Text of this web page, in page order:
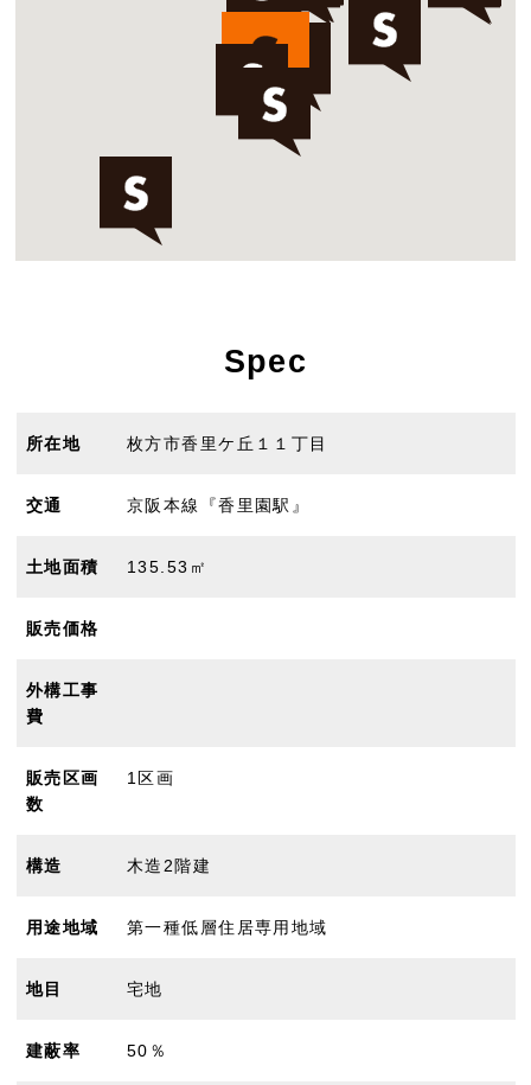
Spec
所在地 枚方市香里ケ丘１１丁目
交通 京阪本線『香里園駅』
土地面積 135.53㎡
販売価格
外構工事
費
販売区画
数
1区画
構造 木造2階建
用途地域 第一種低層住居専用地域
地目 宅地
建蔽率 50％